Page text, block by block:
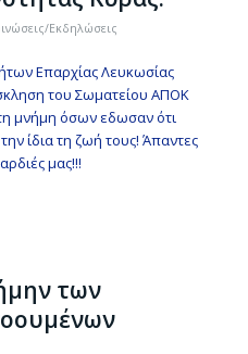
Εκδηλώσεις
Επαρχίας Λευκωσίας
του Σωματείου ΑΠΟΚ
μνήμη όσων εδωσαν ότι
ίδια τη ζωή τους! Άπαντες
μας!!!
των